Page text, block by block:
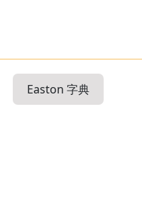
Easton 字典